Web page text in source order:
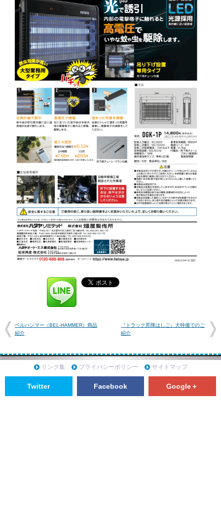
ベルハンマー（BEL-HAMMER）商品
紹介
『トラック昇降はしご』大特価でのご
紹介
リンク集 プライバシーポリシー サイトマップ
Twitter Facebook Google＋